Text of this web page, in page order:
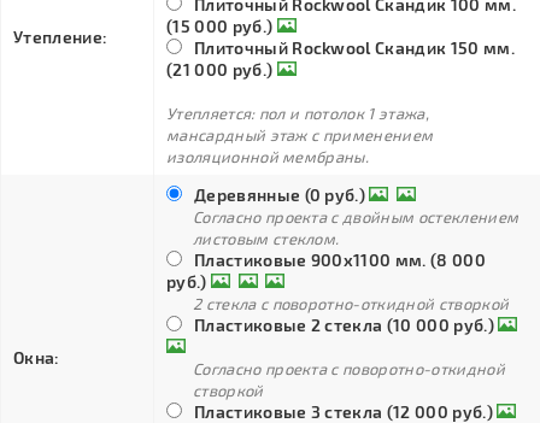
Утепление:
Плиточный Rockwool Скандик 100 мм.
(15 000 руб.)
Плиточный Rockwool Скандик 150 мм.
(21 000 руб.)
Утепляется: пол и потолок 1 этажа,
мансардный этаж с применением
изоляционной мембраны.
Окна:
Деревянные (0 руб.)
Согласно проекта с двойным остеклением
листовым стеклом.
Пластиковые 900х1100 мм. (8 000
руб.)
2 стекла с поворотно-откидной створкой
Пластиковые 2 стекла (10 000 руб.)
Согласно проекта с поворотно-откидной
створкой
Пластиковые 3 стекла (12 000 руб.)